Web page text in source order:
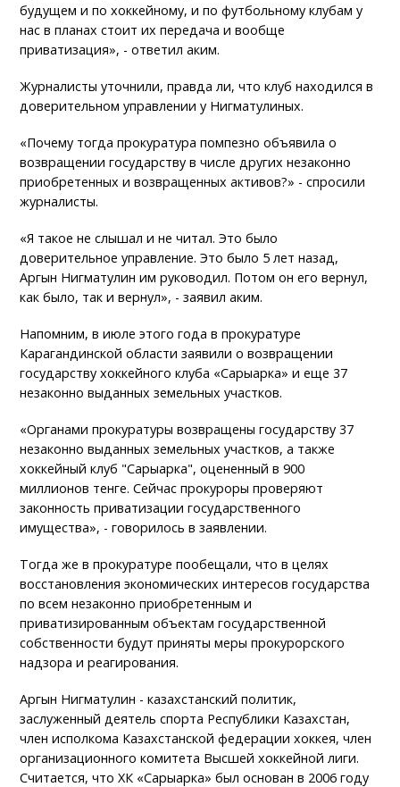
будущем и по хоккейному, и по футбольному клубам у
нас в планах стоит их передача и вообще
приватизация», - ответил аким.
Журналисты уточнили, правда ли, что клуб находился в
доверительном управлении у Нигматулиных.
«Почему тогда прокуратура помпезно объявила о
возвращении государству в числе других незаконно
приобретенных и возвращенных активов?» - спросили
журналисты.
«Я такое не слышал и не читал. Это было
доверительное управление. Это было 5 лет назад,
Аргын Нигматулин им руководил. Потом он его вернул,
как было, так и вернул», - заявил аким.
Напомним, в июле этого года в прокуратуре
Карагандинской области заявили о возвращении
государству хоккейного клуба «Сарыарка» и еще 37
незаконно выданных земельных участков.
«Органами прокуратуры возвращены государству 37
незаконно выданных земельных участков, а также
хоккейный клуб "Сарыарка", оцененный в 900
миллионов тенге. Сейчас прокуроры проверяют
законность приватизации государственного
имущества», - говорилось в заявлении.
Тогда же в прокуратуре пообещали, что в целях
восстановления экономических интересов государства
по всем незаконно приобретенным и
приватизированным объектам государственной
собственности будут приняты меры прокурорского
надзора и реагирования.
Аргын Нигматулин - казахстанский политик,
заслуженный деятель спорта Республики Казахстан,
член исполкома Казахстанской федерации хоккея, член
организационного комитета Высшей хоккейной лиги.
Считается, что ХК «Сарыарка» был основан в 2006 году